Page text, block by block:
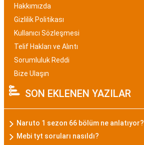
Hakkımızda
Gizlilik Politikası
Kullanıcı Sözleşmesi
Telif Hakları ve Alıntı
Sorumluluk Reddi
Bize Ulaşın
SON EKLENEN YAZILAR
Naruto 1 sezon 66 bölüm ne anlatıyor?
Mebi tyt soruları nasıldı?